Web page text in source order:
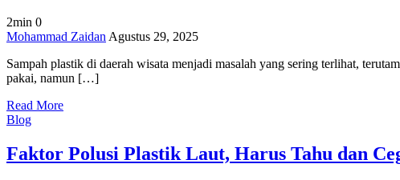
2min 0
on
Plastik
di
Wisata
yang
Mencemari
Mohammad Zaidan Agustus 29, 2025
Sampah plastik di daerah wisata menjadi masalah yang sering terlihat,
pakai, namun […]
Read More
Blog
Faktor Polusi Plastik Laut, Harus Tahu dan